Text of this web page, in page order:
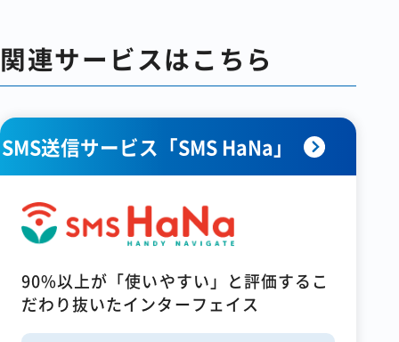
関連サービスはこちら
SMS送信サービス「SMS HaNa」
90%以上が「使いやすい」と評価するこ
だわり抜いたインターフェイス